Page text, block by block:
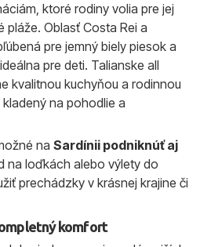
ktoré rodiny volia pre jej
pláže. Oblasť Costa Rei a
pre jemný biely piesok a
pre deti. Talianske all
kvalitnou kuchyňou a rodinnou
na pohodlie a
na Sardínii podniknúť aj
na loďkách alebo výlety do
prechádzky v krásnej krajine či
komfort